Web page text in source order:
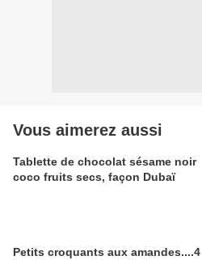
Vous aimerez aussi
Tablette de chocolat sésame noir
coco fruits secs, façon Dubaï
Petits croquants aux amandes....4